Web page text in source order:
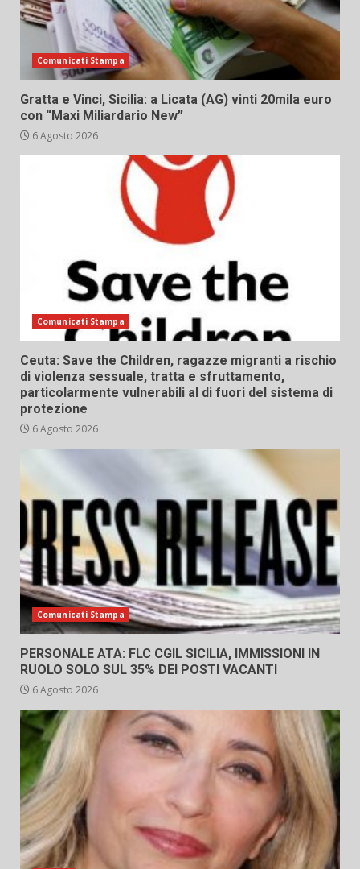
Comunicati Stampa
Gratta e Vinci, Sicilia: a Licata (AG) vinti 20mila euro
con “Maxi Miliardario New”
6 Agosto 2026
Comunicati Stampa
Ceuta: Save the Children, ragazze migranti a rischio
di violenza sessuale, tratta e sfruttamento,
particolarmente vulnerabili al di fuori del sistema di
protezione
6 Agosto 2026
Comunicati Stampa
PERSONALE ATA: FLC CGIL SICILIA, IMMISSIONI IN
RUOLO SOLO SUL 35% DEI POSTI VACANTI
6 Agosto 2026